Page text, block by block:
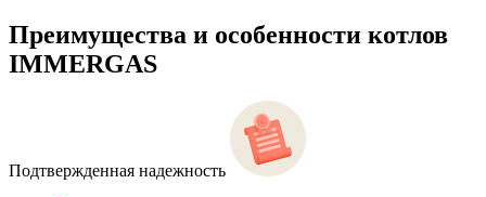
Преимущества и особенности котлов
IMMERGAS
Подтвержденная надежность